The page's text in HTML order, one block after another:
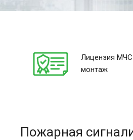
Лицензия
монтаж
Пожарная